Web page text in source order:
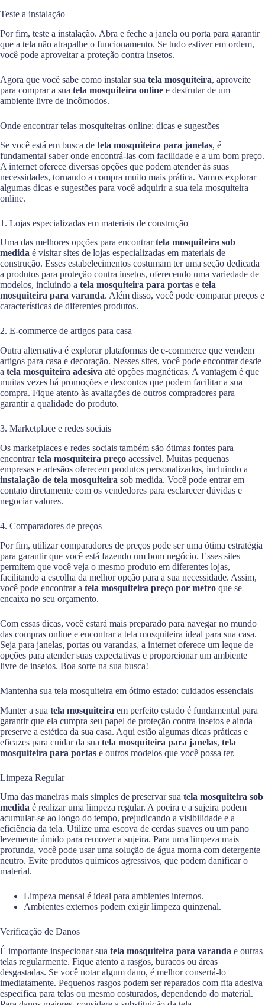
Teste a instalação
Por fim, teste a instalação. Abra e feche a janela ou porta para garantir
que a tela não atrapalhe o funcionamento. Se tudo estiver em ordem,
você pode aproveitar a proteção contra insetos.
Agora que você sabe como instalar sua tela mosquiteira, aproveite
para comprar a sua tela mosquiteira online e desfrutar de um
ambiente livre de incômodos.
Onde encontrar telas mosquiteiras online: dicas e sugestões
Se você está em busca de tela mosquiteira para janelas, é
fundamental saber onde encontrá-las com facilidade e a um bom preço.
A internet oferece diversas opções que podem atender às suas
necessidades, tornando a compra muito mais prática. Vamos explorar
algumas dicas e sugestões para você adquirir a sua tela mosquiteira
online.
1. Lojas especializadas em materiais de construção
Uma das melhores opções para encontrartela mosquiteira sob
medida é visitar sites de lojas especializadas em materiais de
construção. Esses estabelecimentos costumam ter uma seção dedicada
a produtos para proteção contra insetos, oferecendo uma variedade de
modelos, incluindo a tela mosquiteira para portas e tela
mosquiteira para varanda. Além disso, você pode comparar preços e
características de diferentes produtos.
2. E-commerce de artigos para casa
Outra alternativa é explorar plataformas de e-commerce que vendem
artigos para casa e decoração. Nesses sites, você pode encontrar desde
a tela mosquiteira adesiva até opções magnéticas. A vantagem é que
muitas vezes há promoções e descontos que podem facilitar a sua
compra. Fique atento às avaliações de outros compradores para
garantir a qualidade do produto.
3. Marketplace e redes sociais
Os marketplaces e redes sociais também são ótimas fontes para
encontrartela mosquiteira preço acessível. Muitas pequenas
empresas e artesãos oferecem produtos personalizados, incluindo a
instalação de tela mosquiteira sob medida. Você pode entrar em
contato diretamente com os vendedores para esclarecer dúvidas e
negociar valores.
4. Comparadores de preços
Por fim, utilizar comparadores de preços pode ser uma ótima estratégia
para garantir que você está fazendo um bom negócio. Esses sites
permitem que você veja o mesmo produto em diferentes lojas,
facilitando a escolha da melhor opção para a sua necessidade. Assim,
você pode encontrar a tela mosquiteira preço por metro que se
encaixa no seu orçamento.
Com essas dicas, você estará mais preparado para navegar no mundo
das compras online e encontrar a tela mosquiteira ideal para sua casa.
Seja para janelas, portas ou varandas, a internet oferece um leque de
opções para atender suas expectativas e proporcionar um ambiente
livre de insetos. Boa sorte na sua busca!
Mantenha sua tela mosquiteira em ótimo estado: cuidados essenciais
Manter a sua tela mosquiteira em perfeito estado é fundamental para
garantir que ela cumpra seu papel de proteção contra insetos e ainda
preserve a estética da sua casa. Aqui estão algumas dicas práticas e
eficazes para cuidar da sua tela mosquiteira para janelas, tela
mosquiteira para portas e outros modelos que você possa ter.
Limpeza Regular
Uma das maneiras mais simples de preservar sua tela mosquiteira sob
medida é realizar uma limpeza regular. A poeira e a sujeira podem
acumular-se ao longo do tempo, prejudicando a visibilidade e a
eficiência da tela. Utilize uma escova de cerdas suaves ou um pano
levemente úmido para remover a sujeira. Para uma limpeza mais
profunda, você pode usar uma solução de água morna com detergente
neutro. Evite produtos químicos agressivos, que podem danificar o
material.
Limpeza mensal é ideal para ambientes internos.
Ambientes externos podem exigir limpeza quinzenal.
Verificação de Danos
É importante inspecionar sua tela mosquiteira para varanda e outras
telas regularmente. Fique atento a rasgos, buracos ou áreas
desgastadas. Se você notar algum dano, é melhor consertá-lo
imediatamente. Pequenos rasgos podem ser reparados com fita adesiva
específica para telas ou mesmo costurados, dependendo do material.